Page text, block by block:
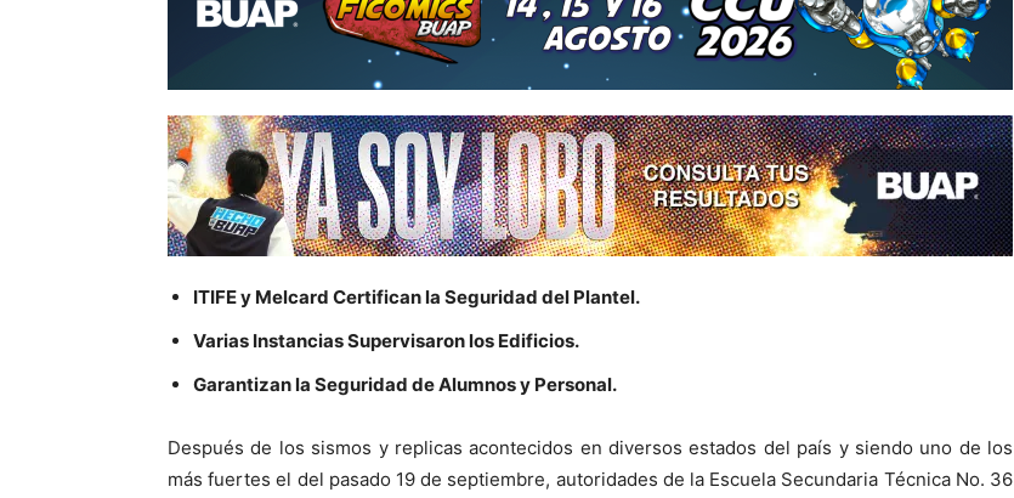
ITIFE y Melcard Certifican la Seguridad del Plantel.
Varias Instancias Supervisaron los Edificios.
Garantizan la Seguridad de Alumnos y Personal.
Después de los sismos y replicas acontecidos en diversos estados del país y siendo uno de los
más fuertes el del pasado 19 de septiembre, autoridades de la Escuela Secundaria Técnica No. 36